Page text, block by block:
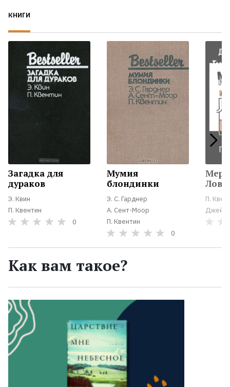
Экранизации
Коллекции
КНИГИ
Загадка для
дураков
Э. Квин
П. Квентин
0
Мумия
блондинки
Э. С. Гарднер
А. Сент-Моор
П. Квентин
0
П.
Как вам такое?